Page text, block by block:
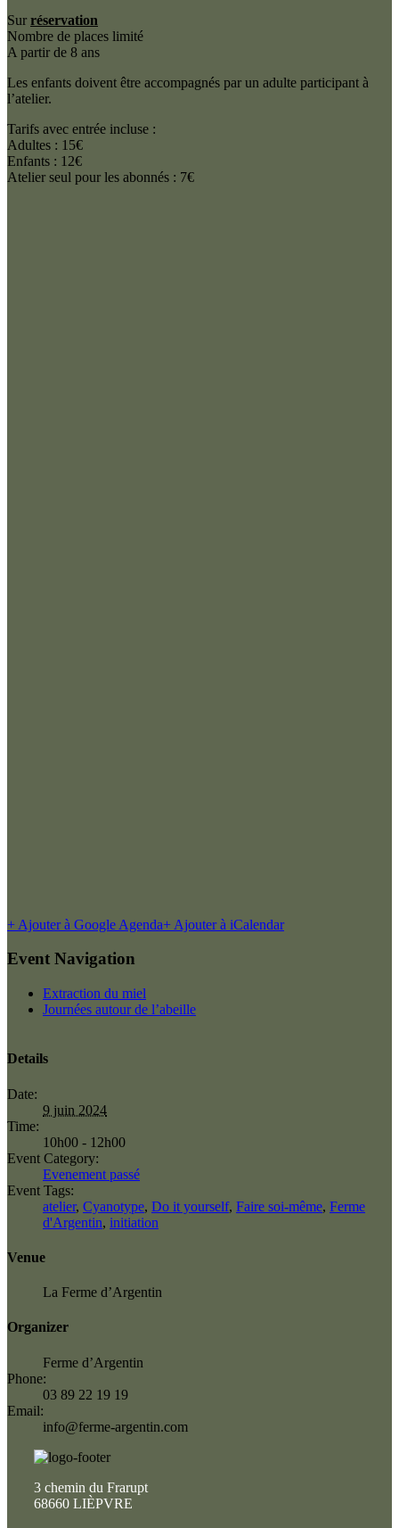
Sur réservation
Nombre de places limité
A partir de 8 ans
Les enfants doivent être accompagnés par un adulte participant à
l’atelier.
Tarifs avec entrée incluse :
Adultes : 15€
Enfants : 12€
Atelier seul pour les abonnés : 7€
+ Ajouter à Google Agenda+ Ajouter à iCalendar
Event Navigation
Extraction du miel
Journées autour de l’abeille
Details
Date:
9 juin 2024
Time:
10h00 - 12h00
Event Category:
Evenement passé
Event Tags:
atelier, Cyanotype, Do it yourself, Faire soi-même, Ferme
d'Argentin, initiation
Venue
La Ferme d’Argentin
Organizer
Ferme d’Argentin
Phone:
03 89 22 19 19
Email:
info@ferme-argentin.com
3 chemin du Frarupt
68660 LIÈPVRE